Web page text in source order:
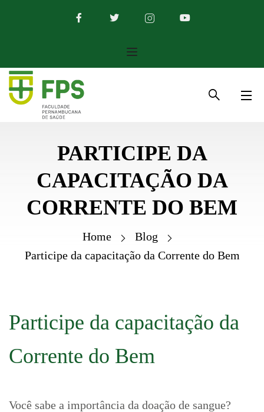
PARTICIPE DA
CAPACITAÇÃO DA
CORRENTE DO BEM
Home
Blog
Participe da capacitação da Corrente do Bem
Participe da capacitação da
Corrente do Bem
Você sabe a importância da doação de sangue?